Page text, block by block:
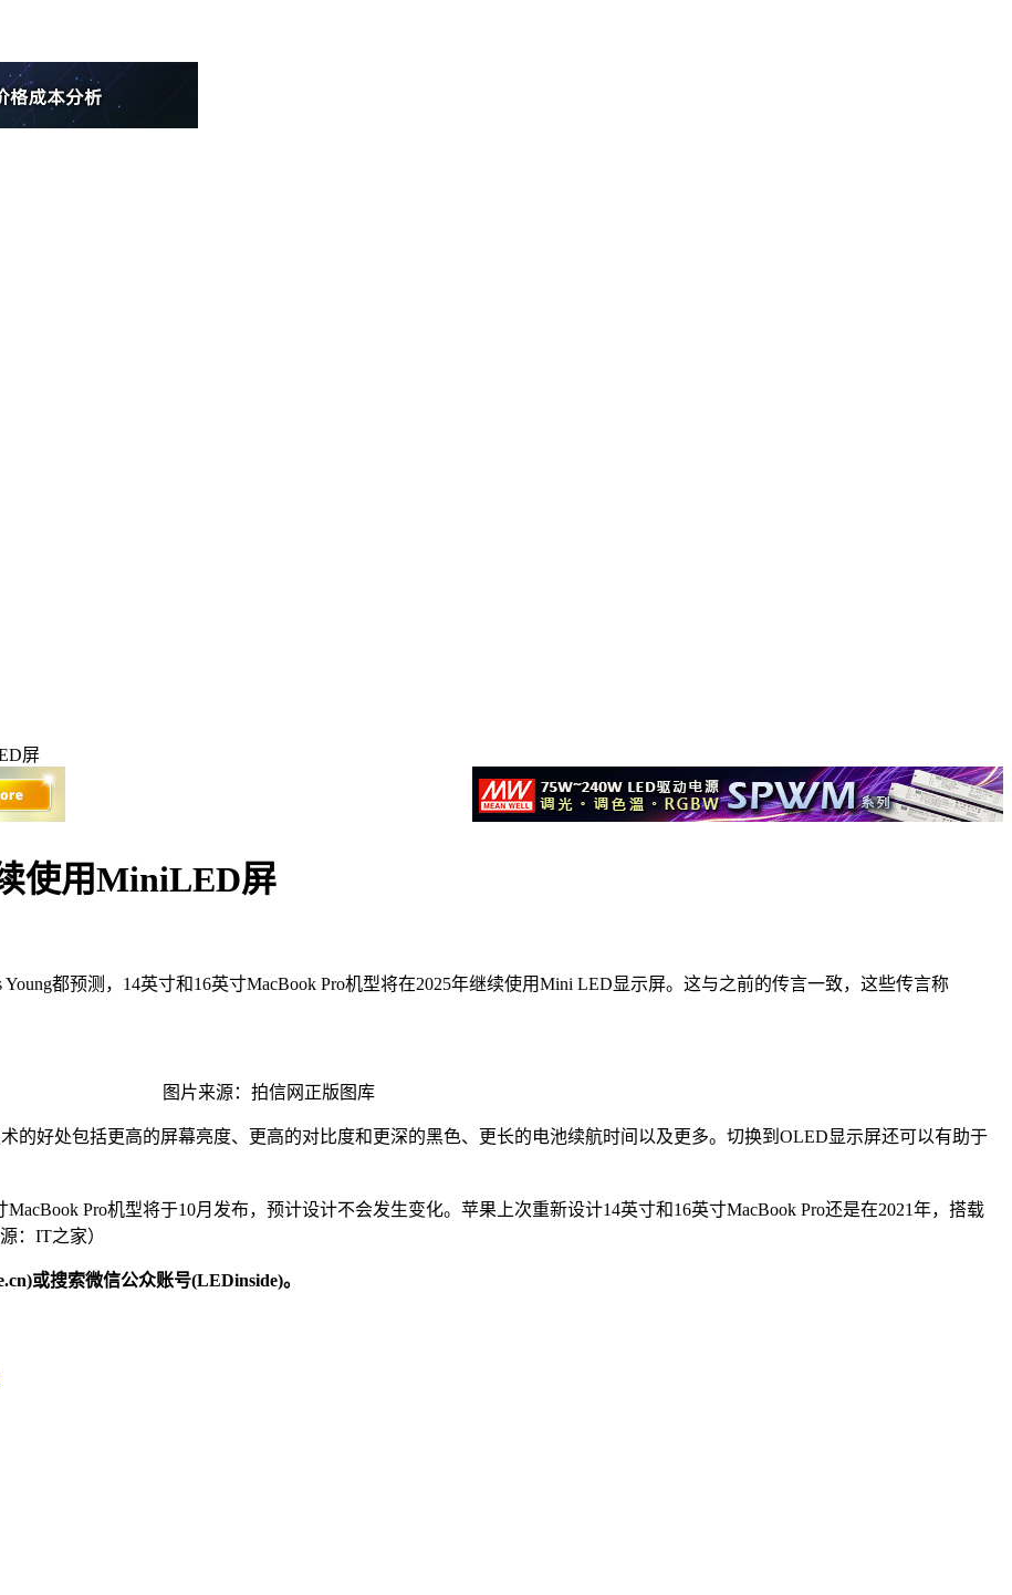
屏
使用MiniLED屏
都预测，14英寸和16英寸MacBook Pro机型将在2025年继续使用Mini LED显示屏。这与之前的传言一致，这些传言称
图片来源：拍信网正版图库
的好处包括更高的屏幕亮度、更高的对比度和更深的黑色、更长的电池续航时间以及更多。切换到OLED显示屏还可以有助于
Pro机型将于10月发布，预计设计不会发生变化。苹果上次重新设计14英寸和16英寸MacBook Pro还是在2021年，搭载
：IT之家）
或搜索微信公众账号(LEDinside)。